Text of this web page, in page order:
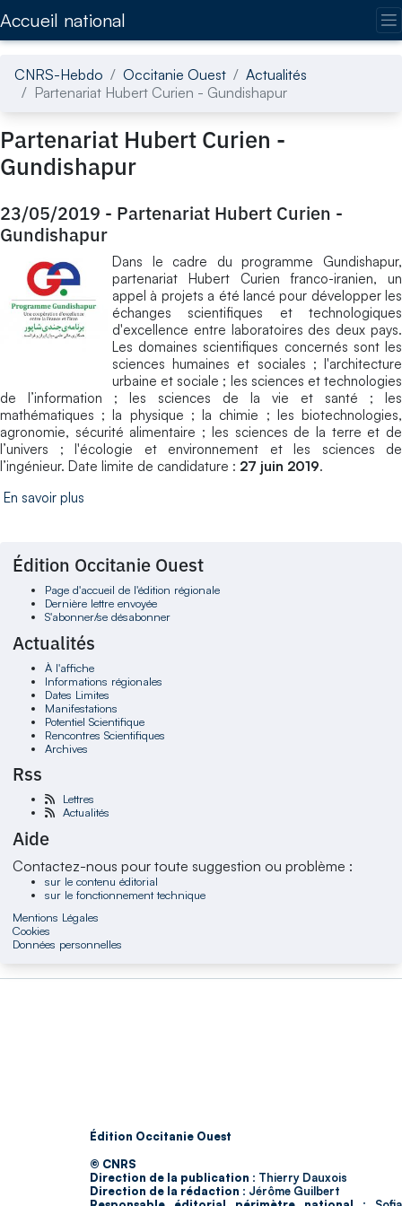
Accueil national
CNRS-Hebdo Occitanie Ouest
Actualités
Partenariat Hubert Curien - Gundishapur
Partenariat Hubert Curien -
Gundishapur
23/05/2019 - Partenariat Hubert Curien -
Gundishapur
Dans le cadre du programme Gundishapur,
partenariat Hubert Curien franco-iranien, un
appel à projets a été lancé pour développer les
échanges scientifiques et technologiques
d'excellence entre laboratoires des deux pays.
Les domaines scientifiques concernés sont les
sciences humaines et sociales ; l'architecture
urbaine et sociale ; les sciences et technologies
de l’information ; les sciences de la vie et santé ; les
mathématiques ; la physique ; la chimie ; les biotechnologies,
agronomie, sécurité alimentaire ; les sciences de la terre et de
l’univers ; l'écologie et environnement et les sciences de
l’ingénieur. Date limite de candidature : 27 juin 2019.
En savoir plus
Édition Occitanie Ouest
Page d'accueil de l'édition régionale
Dernière lettre envoyée
S'abonner/se désabonner
Actualités
À l'affiche
Informations régionales
Dates Limites
Manifestations
Potentiel Scientifique
Rencontres Scientifiques
Archives
Rss
Lettres
Actualités
Aide
Contactez-nous pour toute suggestion ou problème :
sur le contenu éditorial
sur le fonctionnement technique
Mentions Légales
Cookies
Données personnelles
Édition Occitanie Ouest
© CNRS
Direction de la publication : Thierry Dauxois
Direction de la rédaction : Jérôme Guilbert